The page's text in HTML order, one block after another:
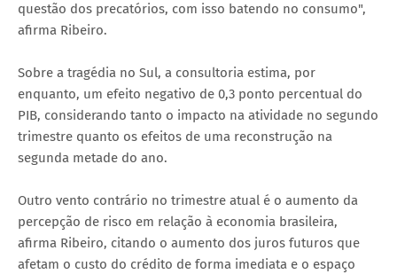
questão dos precatórios, com isso batendo no consumo",
afirma Ribeiro.
Sobre a tragédia no Sul, a consultoria estima, por
enquanto, um efeito negativo de 0,3 ponto percentual do
PIB, considerando tanto o impacto na atividade no segundo
trimestre quanto os efeitos de uma reconstrução na
segunda metade do ano.
Outro vento contrário no trimestre atual é o aumento da
percepção de risco em relação à economia brasileira,
afirma Ribeiro, citando o aumento dos juros futuros que
afetam o custo do crédito de forma imediata e o espaço